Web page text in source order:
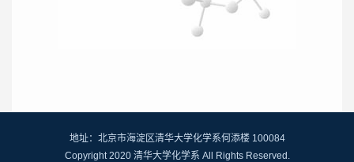
地址：北京市海淀区清华大学化学系何添楼 100084
Copyright 2020 清华大学化学系 All Rights Reserved.